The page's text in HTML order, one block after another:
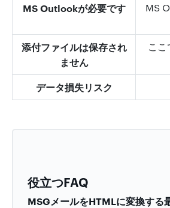
MS Outlookが必要です
MS
添付ファイルは保存され
ません
こ
データ損失リスク
役立つFAQ
MSGメールをHTMLに変換する